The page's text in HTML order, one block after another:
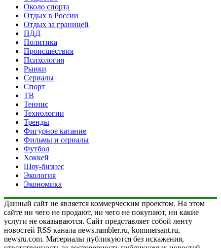
Около спорта
Отдых в России
Отдых за границей
ПДД
Политика
Происшествия
Психология
Рынки
Сериалы
Спорт
ТВ
Теннис
Технологии
Тренды
Фигурное катание
Фильмы и сериалы
Футбол
Хоккей
Шоу-бизнес
Экология
Экономика
Данный сайт не является коммерческим проектом. На этом
сайте ни чего не продают, ни чего не покупают, ни какие
услуги не оказываются. Сайт представляет собой ленту
новостей RSS канала news.rambler.ru, kommersant.ru,
newsru.com. Материалы публикуются без искажения,